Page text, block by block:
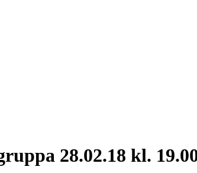
28.02.18 kl.